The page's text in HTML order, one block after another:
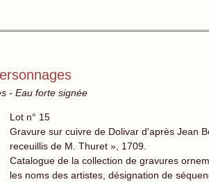
- Eau forte signée
Lot n° 15
Gravure sur cuivre de Dolivar d'après Jean
receuillis de M. Thuret », 1709.
Catalogue de la collection de gravures
les noms des artistes, désignation de